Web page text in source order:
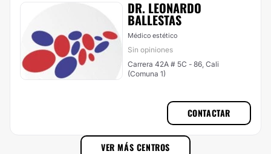
DR. LEONARDO
BALLESTAS
Médico estético
Sin opiniones
Carrera 42A # 5C - 86, Cali
(Comuna 1)
CONTACTAR
VER MÁS CENTROS